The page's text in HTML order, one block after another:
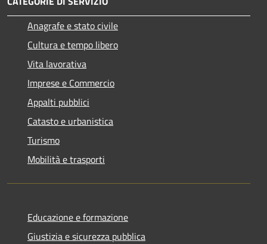
Anagrafe e stato civile
Cultura e tempo libero
Vita lavorativa
Imprese e Commercio
Appalti pubblici
Catasto e urbanistica
Turismo
Mobilità e trasporti
Educazione e formazione
Giustizia e sicurezza pubblica